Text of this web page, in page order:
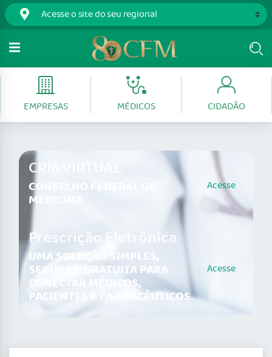
EMPRESAS MÉDICOS CIDADÃO
CRM VIRTUAL
CONSELHO FEDERAL DE
MEDICINA
Acesse
Prescrição Eletrônica
UMA SOLUÇÃO SIMPLES,
SEGURA E GRATUITA PARA
CONECTAR MÉDICOS,
PACIENTES E FARMACÊUTICOS.
Acesse